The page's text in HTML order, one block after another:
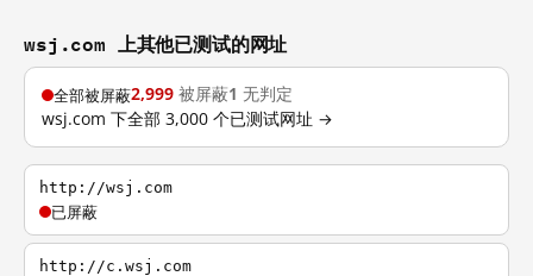
wsj.com 上其他已测试的网址
全部被屏蔽2,999 被屏蔽1 无判定
wsj.com 下全部 3,000 个已测试网址 →
http://wsj.com
已屏蔽
http://c.wsj.com